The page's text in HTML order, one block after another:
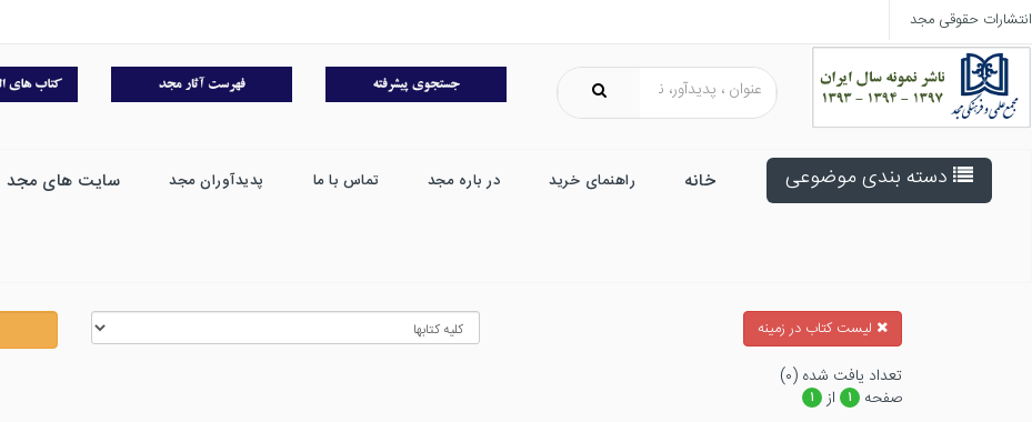
انتشارات حقوقی مجد
دسته بندی موضوعی خانه راهنمای خرید در باره مجد تماس با ما پدیدآوران مجد سایت های مجد
ليست كتاب در زمينه
تعداد يافت شده (۰)
صفحه
۱ از ۱